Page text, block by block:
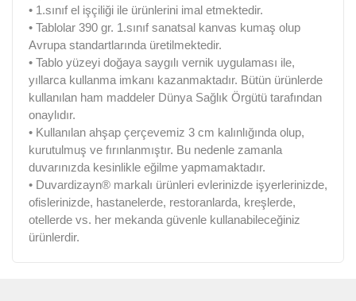
• 1.sınıf el işçiliği ile ürünlerini imal etmektedir.
• Tablolar 390 gr. 1.sınıf sanatsal kanvas kumaş olup
Avrupa standartlarında üretilmektedir.
• Tablo yüzeyi doğaya saygılı vernik uygulaması ile,
yıllarca kullanma imkanı kazanmaktadır. Bütün ürünlerde
kullanılan ham maddeler Dünya Sağlık Örgütü tarafından
onaylıdır.
• Kullanılan ahşap çerçevemiz 3 cm kalınlığında olup,
kurutulmuş ve fırınlanmıştır. Bu nedenle zamanla
duvarınızda kesinlikle eğilme yapmamaktadır.
• Duvardizayn® markalı ürünleri evlerinizde işyerlerinizde,
ofislerinizde, hastanelerde, restoranlarda, kreşlerde,
otellerde vs. her mekanda güvenle kullanabileceğiniz
ürünlerdir.